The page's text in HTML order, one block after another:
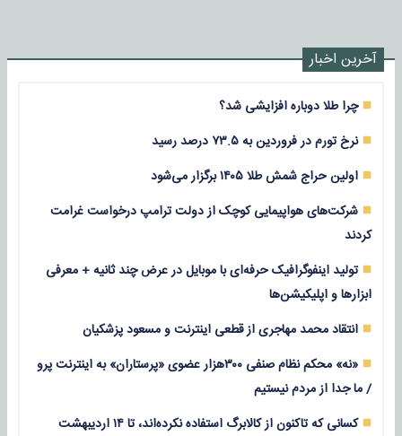
آخرین اخبار
چرا طلا دوباره افزایشی شد؟
نرخ تورم در فروردین به ۷۳.۵ درصد رسید
اولین حراج شمش طلا ۱۴۰۵ برگزار می‌شود
شرکت‌های هواپیمایی کوچک از دولت ترامپ درخواست غرامت
کردند
تولید اینفوگرافیک حرفه‌ای با موبایل در عرض چند ثانیه + معرفی
ابزارها و اپلیکیشن‌ها
انتقاد محمد مهاجری از قطعی اینترنت و مسعود پزشکیان
«نه» محکم نظام صنفی ۳۰۰هزار عضوی «پرستاران» به اینترنت پرو
/ ما جدا از مردم نیستیم
کسانی که تاکنون از کالابرگ استفاده نکرده‌اند، تا ۱۴ اردیبهشت